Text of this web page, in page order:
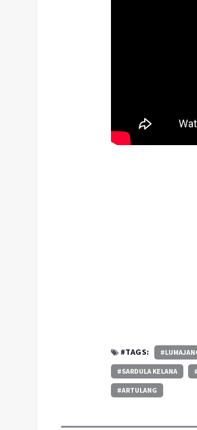
#TAGS:
#SARDULA KELANA
#ARTULANG